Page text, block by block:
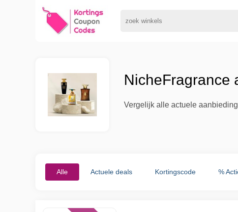
NicheFragrance
Vergelijk alle actuele
Alle Actuele deals Kortingscode %